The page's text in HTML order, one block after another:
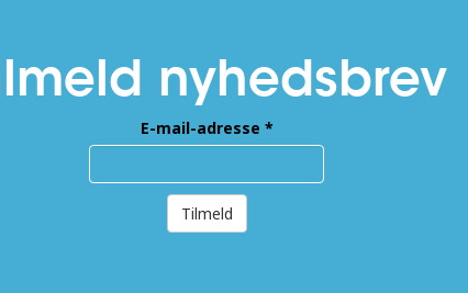
nyhedsbrev
E-mail-adresse *
Tilmeld